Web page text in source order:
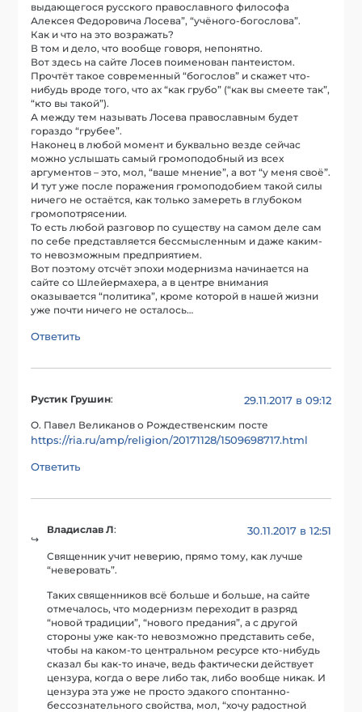
выдающегося русского православного философа
Алексея Федоровича Лосева”, “учёного-богослова”.
Как и что на это возражать?
В том и дело, что вообще говоря, непонятно.
Вот здесь на сайте Лосев поименован пантеистом.
Прочтёт такое современный “богослов” и скажет что-
нибудь вроде того, что ах “как грубо” (“как вы смеете так”,
“кто вы такой”).
А между тем называть Лосева православным будет
гораздо “грубее”.
Наконец в любой момент и буквально везде сейчас
можно услышать самый громоподобный из всех
аргументов – это, мол, “ваше мнение”, а вот “у меня своё”.
И тут уже после поражения громоподобием такой силы
ничего не остаётся, как только замереть в глубоком
громопотрясении.
То есть любой разговор по существу на самом деле сам
по себе представляется бессмысленным и даже каким-
то невозможным предприятием.
Вот поэтому отсчёт эпохи модернизма начинается на
сайте со Шлейермахера, а в центре внимания
оказывается “политика”, кроме которой в нашей жизни
уже почти ничего не осталось…
Ответить
Рустик Грушин: 29.11.2017 в 09:12
О. Павел Великанов о Рождественским посте
https://ria.ru/amp/religion/20171128/1509698717.html
Ответить
Владислав Л: 30.11.2017 в 12:51
Священник учит неверию, прямо тому, как лучше
“неверовать”.
Таких священников всё больше и больше, на сайте
отмечалось, что модернизм переходит в разряд
“новой традиции”, “нового предания”, а с другой
стороны уже как-то невозможно представить себе,
чтобы на каком-то центральном ресурсе кто-нибудь
сказал бы как-то иначе, ведь фактически действует
цензура, когда о вере либо так, либо вообще никак. И
цензура эта уже не просто эдакого спонтанно-
бессознательного свойства, мол, “хочу радостной